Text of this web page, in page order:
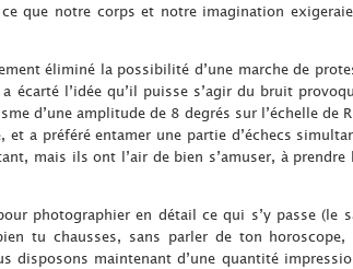
que notre corps et notre imagination
éliminé la possibilité d’une marche de
écarté l’idée qu’il puisse s’agir du bruit
d’une amplitude de 8 degrés sur l’échelle de
a préféré entamer une partie d’échecs
mais ils ont l’air de bien s’amuser, à prendre
photographier en détail ce qui s’y passe (le
tu chausses, sans parler de ton
disposons maintenant d’une quantité